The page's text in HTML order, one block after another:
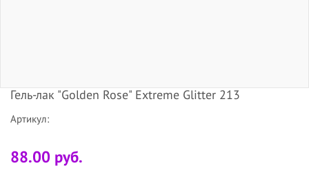
Гель-лак "Golden Rose" Extreme Glitter 213
Артикул:
88.00 руб.